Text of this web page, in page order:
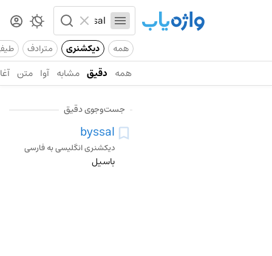
همه دیکشنری مترادف
همه دقیق مشابه آوا متن
جست‌وجوی دقیق
byssal
دیکشنری انگلیسی به فارسی
باسیل